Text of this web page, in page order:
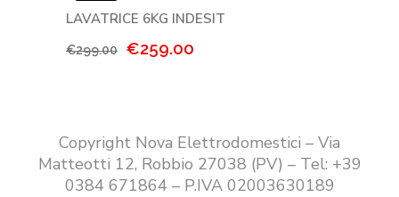
€299.00.€279.00.
LAVATRICE 6KG INDESIT
€299.00
Il
€299.00.
€259.00
€259.00.
Copyright Nova Elettrodomestici – Via
Matteotti 12, Robbio 27038 (PV) – Tel: +39
0384 671864 – P.IVA 02003630189